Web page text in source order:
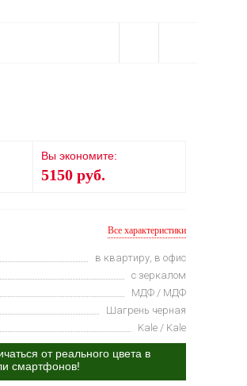
Вы экономите:
5150 руб.
Все характеристики
в квартиру, в офис
с зеркалом
МДФ / МДФ
Шагрень черная
Kale / Kale
от реального цвета в
смартфонов!